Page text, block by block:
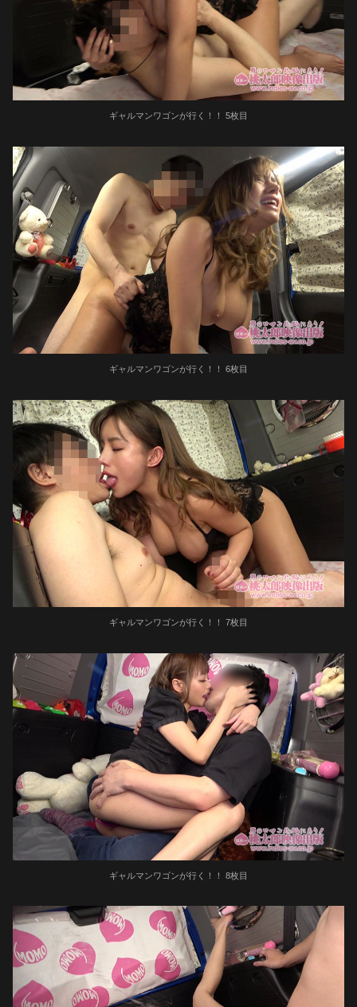
ギャルマンワゴンが行く！！ 5枚目
ギャルマンワゴンが行く！！ 6枚目
ギャルマンワゴンが行く！！ 7枚目
ギャルマンワゴンが行く！！ 8枚目